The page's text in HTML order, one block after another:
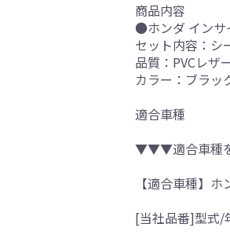
商品内容
●ホンダ インサ
セット内容：シ
品質：PVCレ
カラー：ブラッ
適合車種
▼▼▼適合車種
【適合車種】
[当社品番]型式/